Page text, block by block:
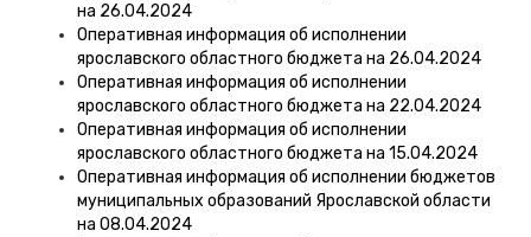
на 26.04.2024
Оперативная информация об исполнении
ярославского областного бюджета на 26.04.2024
Оперативная информация об исполнении
ярославского областного бюджета на 22.04.2024
Оперативная информация об исполнении
ярославского областного бюджета на 15.04.2024
Оперативная информация об исполнении бюджетов
муниципальных образований Ярославской области
на 08.04.2024